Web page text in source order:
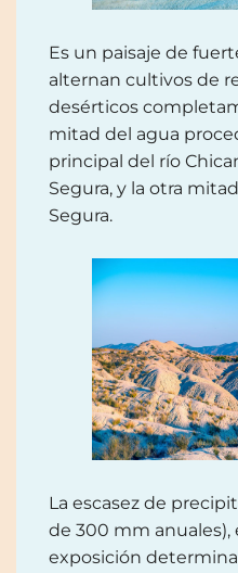
Es un paisaje de
alternan cultivos de
desérticos
mitad del agua
principal del río
Segura, y la otra
Segura.
La escasez de
de 300 mm anuales),
exposición